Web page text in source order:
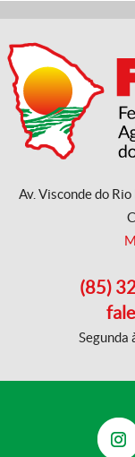
Av. Visconde do
(85)
Segunda